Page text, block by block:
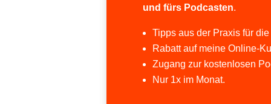
und fürs Podcasten.
Tipps aus der Praxis für
Rabatt auf meine Online-
Zugang zur kostenlosen
Nur 1x im Monat.